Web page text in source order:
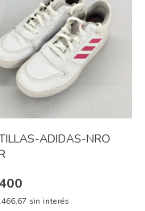
ADIDAS-NRO
sin interés